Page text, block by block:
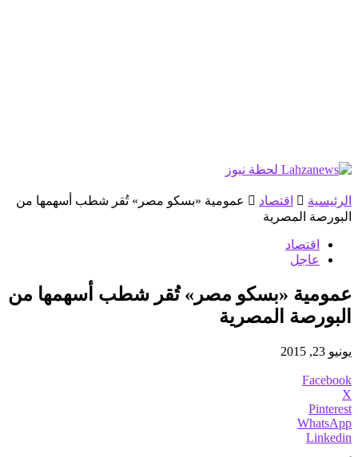
الرئيسية اقتصاد
عمومية «بسكو مصر» تُقر شطب أسهمها من
البورصة المصرية
اقتصاد
عاجل
عمومية «بسكو مصر» تُقر شطب أسهمها من
البورصة المصرية
يونيو 23, 2015
Facebook
X
Pinterest
WhatsApp
Linkedin